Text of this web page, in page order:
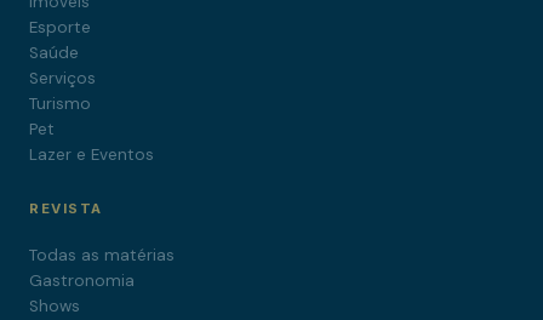
Esporte
Saúde
Serviços
Turismo
Pet
Lazer e Eventos
REVISTA
Todas as matérias
Gastronomia
Shows